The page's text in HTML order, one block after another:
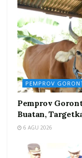
PEMPROV
Pemprov
Buatan,
6 AGU 2026